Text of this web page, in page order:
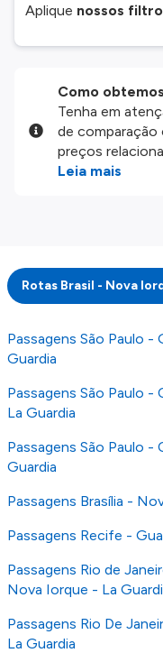
Aplique nossos
Como
Tenha em
de comparação
preços
produtos
integridade ou
publicada, por
as condições
fazer uma
os nossos
Leia mais
Rotas Brasil - Nova
Passagens São Paulo
Guardia
Passagens São Paulo
La Guardia
Passagens São Paulo
Guardia
Passagens Brasília -
Passagens Recife -
Passagens Rio de Janeiro-Galeão -
Nova Iorque - La
Passagens Rio De
La Guardia